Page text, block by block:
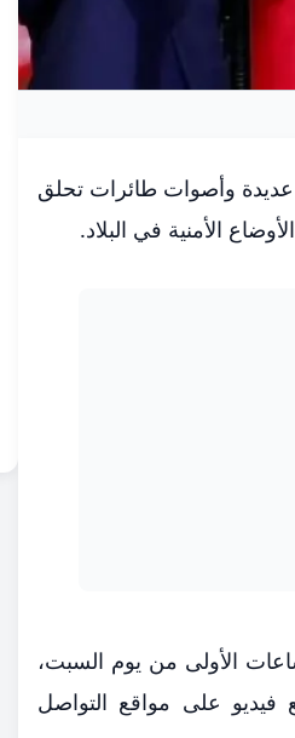
عديدة وأصوات طائرات تحلق
الأمنية في البلاد.
في الساعات الأولى من يوم السبت،
فيديو على مواقع التواصل